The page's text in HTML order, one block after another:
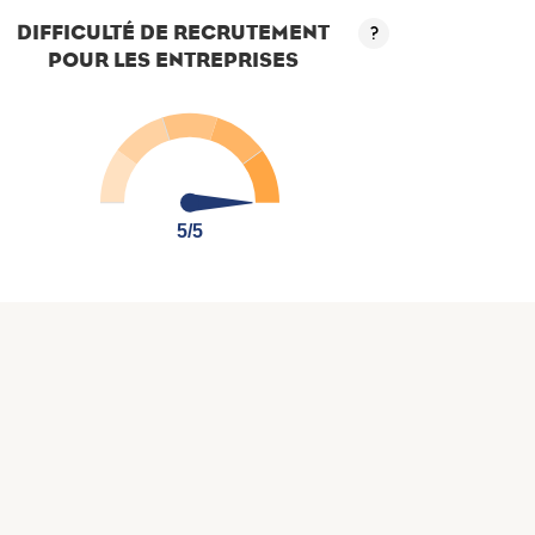
DIFFICULTÉ DE RECRUTEMENT
POUR LES ENTREPRISES
?
5/5
5/5